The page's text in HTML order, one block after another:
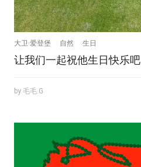
大卫·爱登堡 自然 生日
让我们一起祝他生日快乐吧
by 毛毛.G